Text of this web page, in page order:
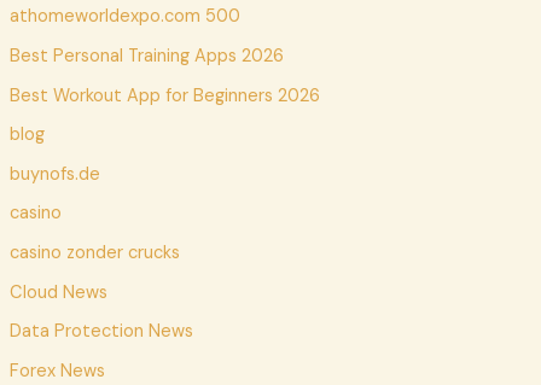
athomeworldexpo.com 500
Best Personal Training Apps 2026
Best Workout App for Beginners 2026
blog
buynofs.de
casino
casino zonder crucks
Cloud News
Data Protection News
Forex News